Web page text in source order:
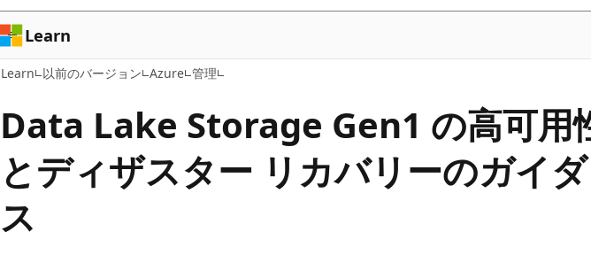
ン
ツ
に
ス
ッ
プ
Learn
Learn 以前のバージョン Azure 管理
Data Lake Storage Gen1 の高可用
とディザスター リカバリーのガイ
ス